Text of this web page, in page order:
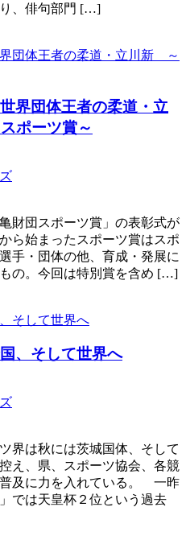
り、俳句部門 […]
界団体王者の柔道・立
ポーツ賞～
財団スポーツ賞」の表彰式が
ら始まったスポーツ賞はスポ
手・団体の他、育成・発展に
の。今回は特別賞を含め […]
、そして世界へ
界は秋には茨城国体、そして
え、県、スポーツ協会、各競
及に力を入れている。 一昨
では天皇杯２位という過去